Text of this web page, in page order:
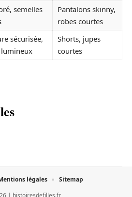
semelles
Pantalons skinny,
robes courtes
sécurisée,
Shorts, jupes
courtes
légales Sitemap